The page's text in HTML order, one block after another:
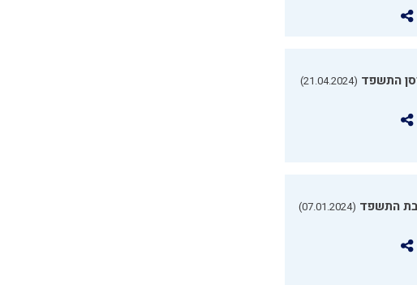
התשפד (21.04.2024)
התשפד (07.01.2024)